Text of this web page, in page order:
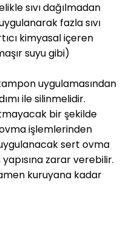
sıvı dağılmadan
fazla sıvı
kimyasal içeren
suyu gibi)
uygulamasından
ile silinmelidir.
bir şekilde
işlemlerinden
uygulanacak sert ovma
zarar verebilir.
kuruyana kadar